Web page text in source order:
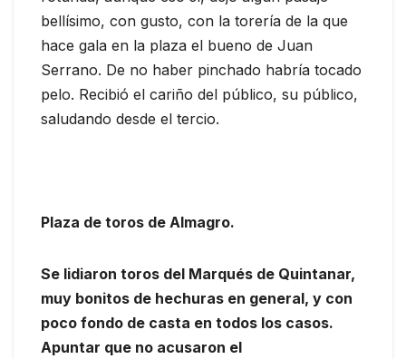
bellísimo, con gusto, con la torería de la que
hace gala en la plaza el bueno de Juan
Serrano. De no haber pinchado habría tocado
pelo. Recibió el cariño del público, su público,
saludando desde el tercio.
Plaza de toros de Almagro.
Se lidiaron toros del Marqués de Quintanar,
muy bonitos de hechuras en general, y con
poco fondo de casta en todos los casos.
Apuntar que no acusaron el